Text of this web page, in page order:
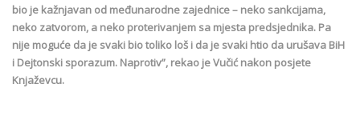
bio je kažnjavan od međunarodne zajednice – neko sankcijama,
neko zatvorom, a neko proterivanjem sa mjesta predsjednika. Pa
nije moguće da je svaki bio toliko loš i da je svaki htio da urušava BiH
i Dejtonski sporazum. Naprotiv”, rekao je Vučić nakon posjete
Knjaževcu.